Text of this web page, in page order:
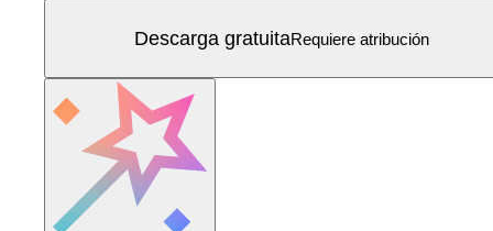
Descarga gratuitaRequiere atribución